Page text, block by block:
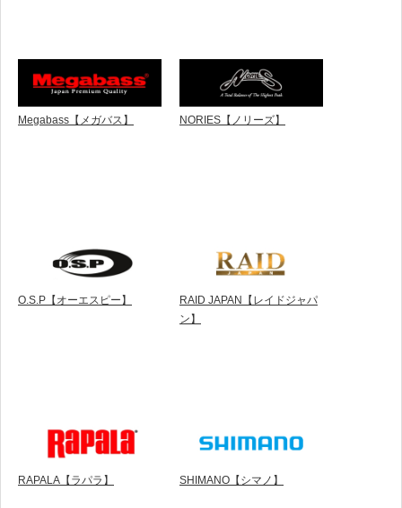
Megabass【メガバス】 NORIES【ノリーズ】
O.S.P【オーエスピー】
RAID JAPAN【レイドジャパ
ン】
RAPALA【ラパラ】 SHIMANO【シマノ】